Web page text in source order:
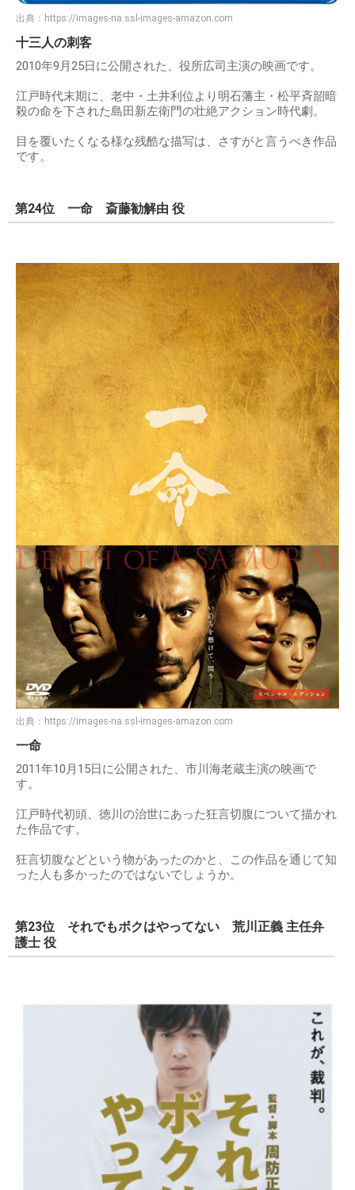
出典： https://images-na.ssl-images-amazon.com
十三人の刺客
2010年9月25日に公開された、役所広司主演の映画です。
江戸時代末期に、老中・土井利位より明石藩主・松平斉韶暗
殺の命を下された島田新左衛門の壮絶アクション時代劇。
目を覆いたくなる様な残酷な描写は、さすがと言うべき作品
です。
第24位 一命 斎藤勧解由 役
出典： https://images-na.ssl-images-amazon.com
一命
2011年10月15日に公開された、市川海老蔵主演の映画で
す。
江戸時代初頭、徳川の治世にあった狂言切腹について描かれ
た作品です。
狂言切腹などという物があったのかと、この作品を通じて知
った人も多かったのではないでしょうか。
第23位 それでもボクはやってない 荒川正義 主任弁
護士 役